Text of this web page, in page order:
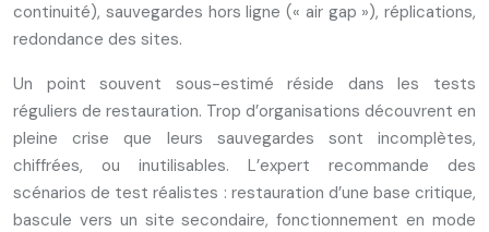
continuité), sauvegardes hors ligne (« air gap »), réplications,
redondance des sites.
Un point souvent sous-estimé réside dans les tests
réguliers de restauration. Trop d’organisations découvrent en
pleine crise que leurs sauvegardes sont incomplètes,
chiffrées, ou inutilisables. L’expert recommande des
scénarios de test réalistes : restauration d’une base critique,
bascule vers un site secondaire, fonctionnement en mode